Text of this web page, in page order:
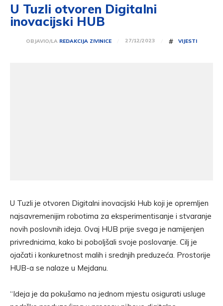
U Tuzli otvoren Digitalni
inovacijski HUB
OBJAVIO/LA REDAKCIJA ZIVINICE 27/12/2023 # VIJESTI
U Tuzli je otvoren Digitalni inovacijski Hub koji je opremljen
najsavremenijim robotima za eksperimentisanje i stvaranje
novih poslovnih ideja. Ovaj HUB prije svega je namijenjen
privrednicima, kako bi poboljšali svoje poslovanje. Cilj je
ojačati i konkuretnost malih i srednjih preduzeća. Prostorije
HUB-a se nalaze u Mejdanu.
“Ideja je da pokušamo na jednom mjestu osigurati usluge